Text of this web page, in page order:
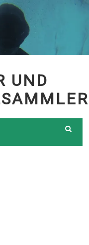
UND